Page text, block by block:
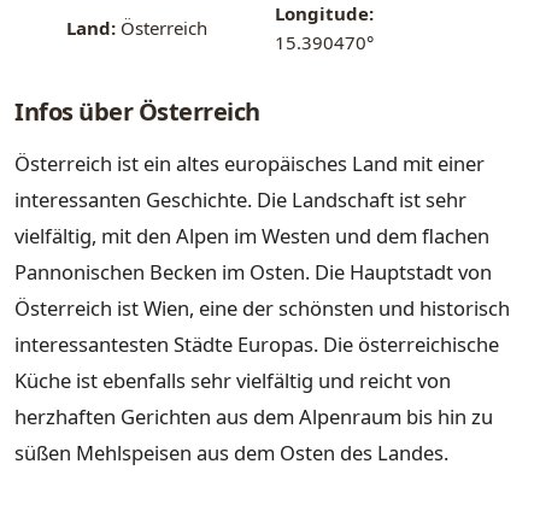
Land: Österreich
Longitude:
15.390470°
Infos über Österreich
Österreich ist ein altes europäisches Land mit einer
interessanten Geschichte. Die Landschaft ist sehr
vielfältig, mit den Alpen im Westen und dem flachen
Pannonischen Becken im Osten. Die Hauptstadt von
Österreich ist Wien, eine der schönsten und historisch
interessantesten Städte Europas. Die österreichische
Küche ist ebenfalls sehr vielfältig und reicht von
herzhaften Gerichten aus dem Alpenraum bis hin zu
süßen Mehlspeisen aus dem Osten des Landes.